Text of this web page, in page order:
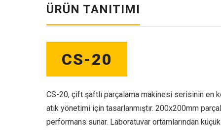
ÜRÜN TANITIMI
CS-20
CS-20, çift şaftlı parçalama makinesi serisinin en
atık yönetimi için tasarlanmıştır. 200x200mm
performans sunar. Laboratuvar ortamlarından